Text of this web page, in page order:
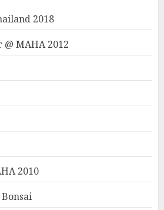
2018
MAHA 2012
2010